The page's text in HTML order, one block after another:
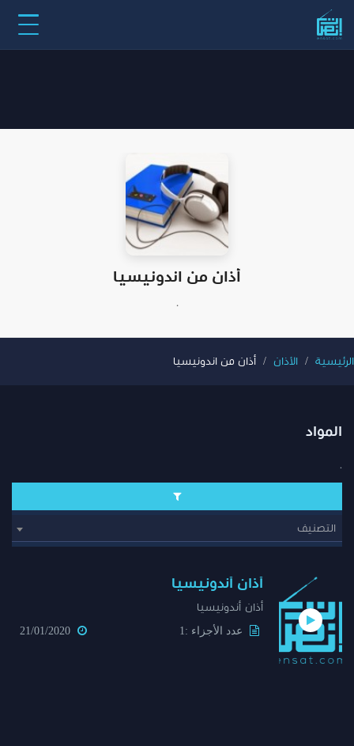
أذان من اندونيسيا
.
الرئيسية الأذان أذان من اندونيسيا
المواد
.
التصنيف
أذان أندونيسيا
أذان أندونيسيا
عدد الأجزاء :1